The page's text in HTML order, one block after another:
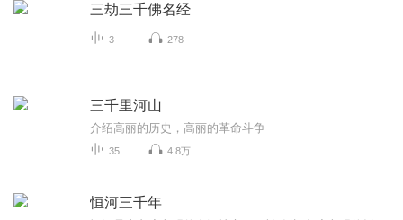
三劫三千佛名经
3 278
三千里河山
介绍高丽的历史，高丽的革命斗争
35 4.8万
恒河三千年